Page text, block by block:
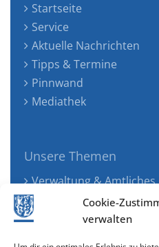
Cookie-
verwalten
Startseite
Service
Aktuelle Nachrichten
Tipps & Termine
Pinnwand
Mediathek
Unsere Themen
Verwaltung & Amtliches
Jugend, Familie &
Tourismus, Freizeit &